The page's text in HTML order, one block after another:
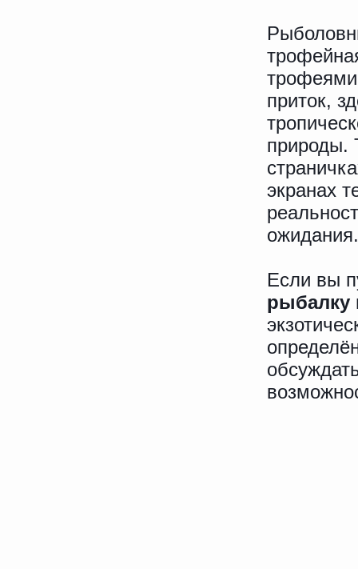
приток,
природы.
экранах
ожидания.
Если вы
рыбалку